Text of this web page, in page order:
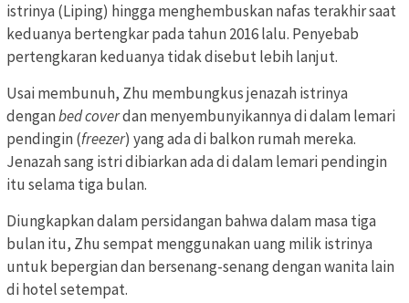
istrinya (Liping) hingga menghembuskan nafas terakhir saat
keduanya bertengkar pada tahun 2016 lalu. Penyebab
pertengkaran keduanya tidak disebut lebih lanjut.
Usai membunuh, Zhu membungkus jenazah istrinya
denganbed coverdan menyembunyikannya di dalam lemari
pendingin (freezer) yang ada di balkon rumah mereka.
Jenazah sang istri dibiarkan ada di dalam lemari pendingin
itu selama tiga bulan.
Diungkapkan dalam persidangan bahwa dalam masa tiga
bulan itu, Zhu sempat menggunakan uang milik istrinya
untuk bepergian dan bersenang-senang dengan wanita lain
di hotel setempat.